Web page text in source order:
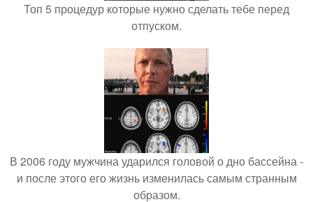
Топ 5 процедур которые нужно сделать тебе перед
отпуском.
В 2006 году мужчина ударился головой о дно бассейна -
и после этого его жизнь изменилась самым странным
образом.